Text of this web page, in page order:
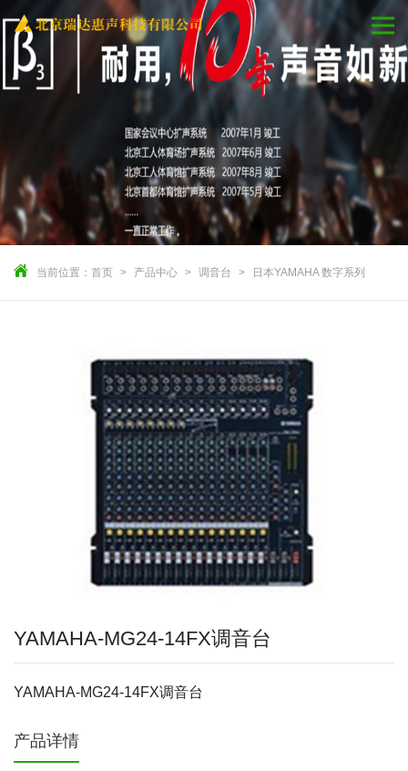
当前位置： 首页 产品中心 调音台 日本YAMAHA 数字系列
YAMAHA-MG24-14FX调音台
YAMAHA-MG24-14FX调音台
产品详情